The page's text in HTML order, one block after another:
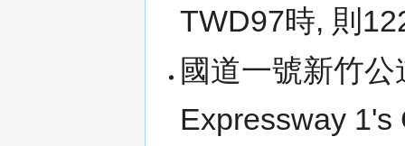
TWD97時, 則
國道一號新竹
Expressway